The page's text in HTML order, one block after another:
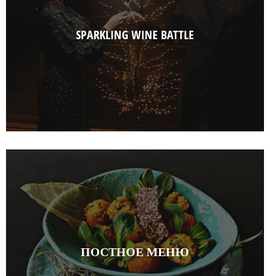
SPARKLING WINE BATTLE
ПОСТНОЕ МЕНЮ